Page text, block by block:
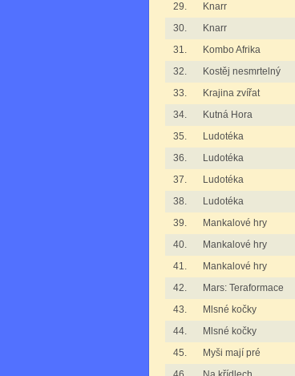
29.
Knarr
30.
Knarr
31.
Kombo Afrika
32.
Kostěj nesmrtelný
33.
Krajina zvířat
34.
Kutná Hora
35.
Ludotéka
36.
Ludotéka
37.
Ludotéka
38.
Ludotéka
39.
Mankalové hry
40.
Mankalové hry
41.
Mankalové hry
42.
Mars: Teraformace
43.
Mlsné kočky
44.
Mlsné kočky
45.
Myši mají pré